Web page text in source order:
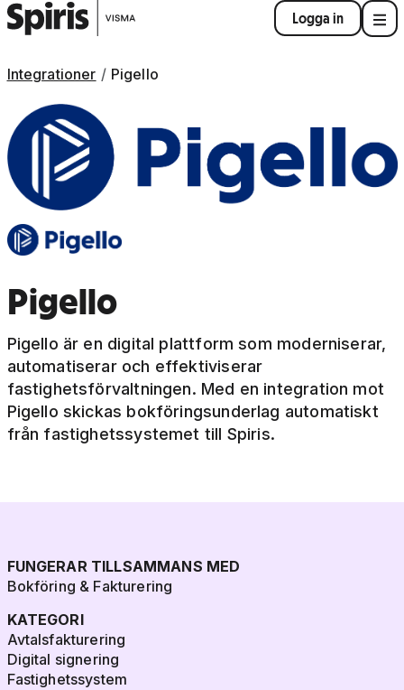
Logga in
Integrationer Pigello
Pigello
Pigello är en digital plattform som moderniserar,
automatiserar och effektiviserar
fastighetsförvaltningen. Med en integration mot
Pigello skickas bokföringsunderlag automatiskt
från fastighetssystemet till Spiris.
FUNGERAR TILLSAMMANS MED
Bokföring & Fakturering
KATEGORI
Avtalsfakturering
Digital signering
Fastighetssystem